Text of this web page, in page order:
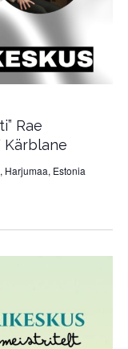
Rae
Kärblane
Harjumaa, Estonia